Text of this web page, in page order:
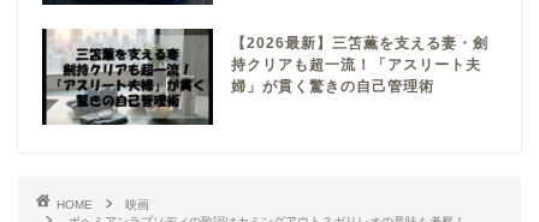
【2026最新】三笘薫を支える妻・劍
持クリアも超一流！「アスリート夫
婦」が貫く驚きの自己管理術
HOME
映画